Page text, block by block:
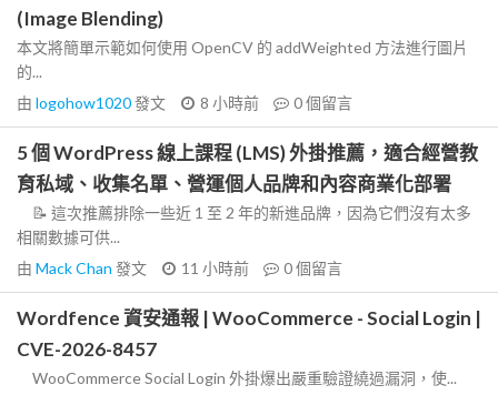
(Image Blending)
本文將簡單示範如何使用 OpenCV 的 addWeighted 方法進行圖片
的...
由 logohow1020發文 8 小時前 0個留言
5 個 WordPress 線上課程 (LMS) 外掛推薦，適合經營教
育私域、收集名單、營運個人品牌和內容商業化部署
📝 這次推薦排除一些近 1 至 2 年的新進品牌，因為它們沒有太多
相關數據可供...
由 Mack Chan 發文 11 小時前 0個留言
Wordfence 資安通報 | WooCommerce - Social Login |
CVE-2026-8457
WooCommerce Social Login 外掛爆出嚴重驗證繞過漏洞，使...